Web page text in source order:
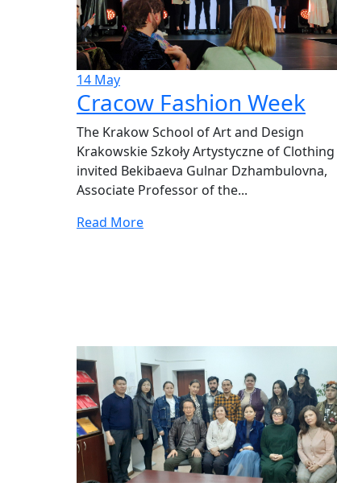
14 May
Cracow Fashion Week
The Krakow School of Art and Design
Krakowskie Szkoły Artystyczne of Clothing
invited Bekibaeva Gulnar Dzhambulovna,
Associate Professor of the...
Read More